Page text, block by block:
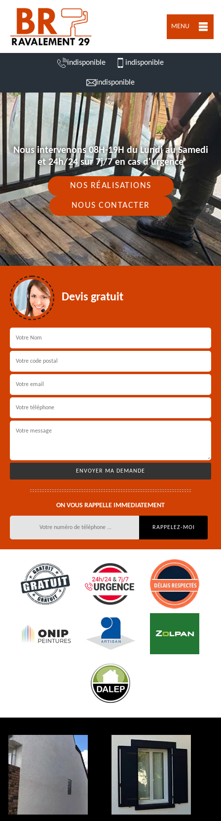
MENU
indisponible indisponible
indisponible
Nous intervenons 08H-19H du Lundi au Samedi
et 24h/24 sur 7j/7 en cas d'urgence
NOS RÉALISATIONS
NOUS CONTACTER
Devis gratuit
ON VOUS RAPPELLE IMMEDIATEMENT